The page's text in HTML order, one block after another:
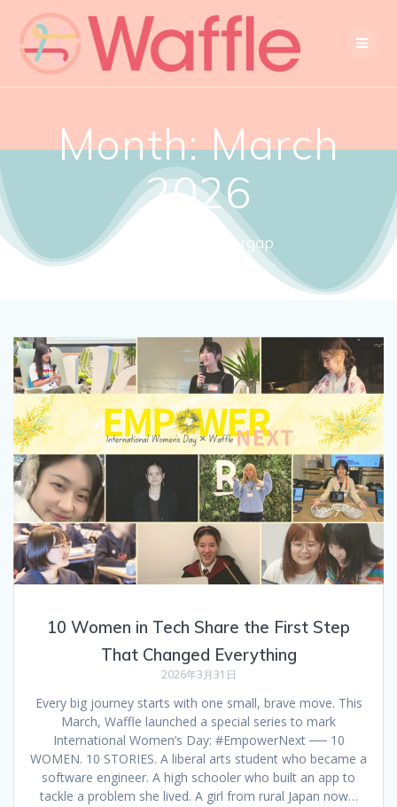
Month:March
2026
Close the gendergap
10 Women in Tech Share the First Step
That Changed Everything
2026年3月31日
Every big journey starts with one small, brave move. This
March, Waffle launched a special series to mark
International Women’s Day: #EmpowerNext ── 10
WOMEN. 10 STORIES. A liberal arts student who became a
software engineer. A high schooler who built an app to
tackle a problem she lived. A girl from rural Japan now…